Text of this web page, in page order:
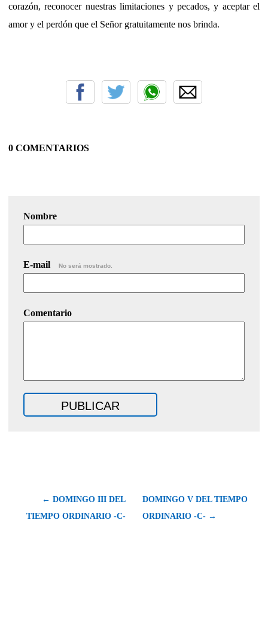
corazón, reconocer nuestras limitaciones y pecados, y aceptar el
amor y el perdón que el Señor gratuitamente nos brinda.
0 COMENTARIOS
Nombre
E-mail No será mostrado.
Comentario
← DOMINGO III DEL
TIEMPO ORDINARIO -C-
DOMINGO V DEL TIEMPO
ORDINARIO -C- →